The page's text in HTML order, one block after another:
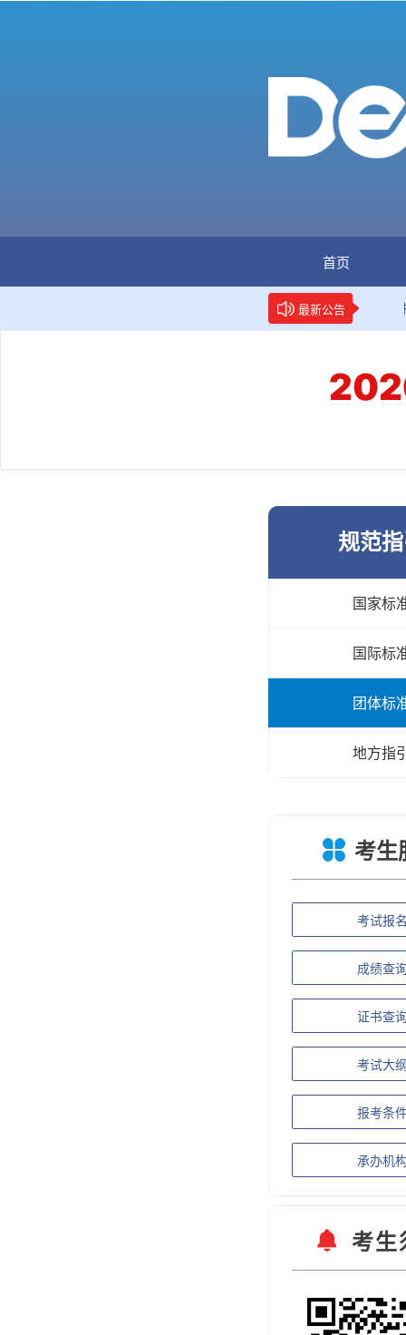
首页
最新公告
新华网权威报道：两项
规范
国家标
国际标
团体标
地方指
考生
考试报
成绩查
证书查
考试大
报考条
承办机
考生